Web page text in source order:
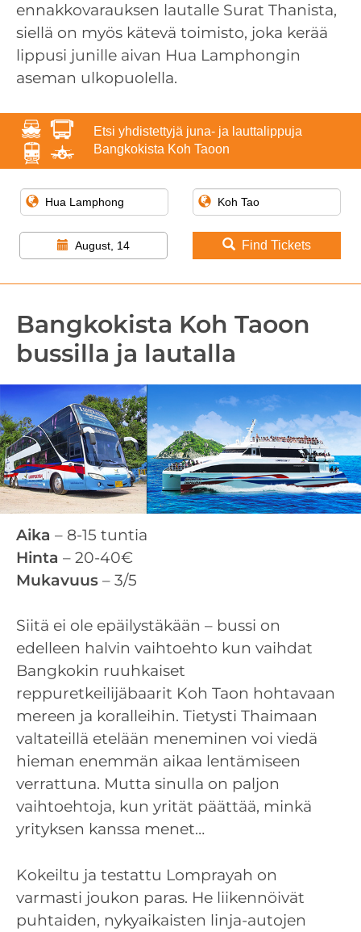
ennakkovarauksen lautalle Surat Thanista,
siellä on myös kätevä toimisto, joka kerää
lippusi junille aivan Hua Lamphongin
aseman ulkopuolella.
Etsi yhdistettyjä juna- ja lauttalippuja
Bangkokista Koh Taoon
August, 14 Find Tickets
Bangkokista Koh Taoon
bussilla ja lautalla
Aika – 8-15 tuntia
Hinta – 20-40€
Mukavuus – 3/5
Siitä ei ole epäilystäkään – bussi on
edelleen halvin vaihtoehto kun vaihdat
Bangkokin ruuhkaiset
reppuretkeilijäbaarit Koh Taon hohtavaan
mereen ja koralleihin. Tietysti Thaimaan
valtateillä etelään meneminen voi viedä
hieman enemmän aikaa lentämiseen
verrattuna. Mutta sinulla on paljon
vaihtoehtoja, kun yrität päättää, minkä
yrityksen kanssa menet…
Kokeiltu ja testattu Lomprayah on
varmasti joukon paras. He liikennöivät
puhtaiden, nykyaikaisten linja-autojen